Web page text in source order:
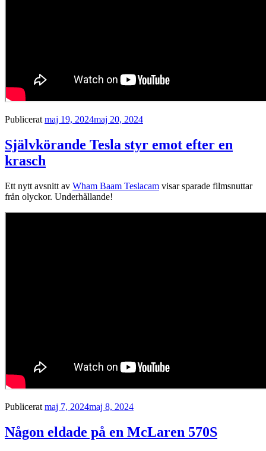
Publicerat maj 19, 2024maj 20, 2024
Självkörande Tesla styr emot efter en
krasch
Ett nytt avsnitt av Wham Baam Teslacam visar sparade filmsnuttar
från olyckor. Underhållande!
Publicerat maj 7, 2024maj 8, 2024
Någon eldade på en McLaren 570S